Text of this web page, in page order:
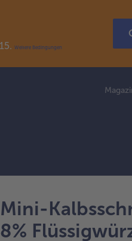
Weitere Bedingungen
Mini-
8%